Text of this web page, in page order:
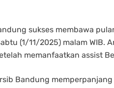
sukses membawa
(1/11/2025) malam
memanfaatkan assist
Bandung